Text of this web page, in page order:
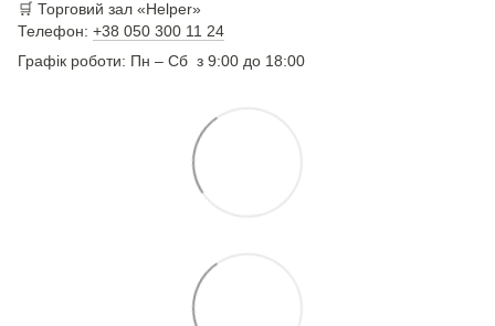
🛒 Торговий зал «Helper»
Телефон: +38 050 300 11 24
Графік роботи: Пн – Сб з 9:00 до 18:00